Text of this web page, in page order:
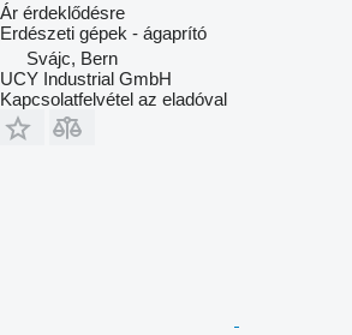
Ár érdeklődésre
Erdészeti gépek - ágaprító
Svájc, Bern
UCY Industrial GmbH
Kapcsolatfelvétel az eladóval